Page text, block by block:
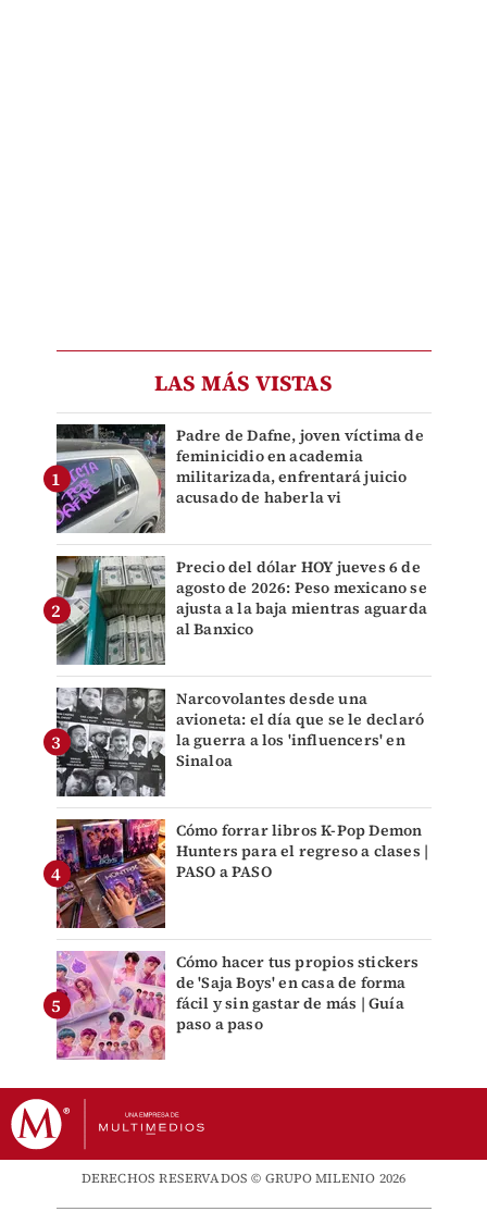
LAS MÁS VISTAS
Padre de Dafne, joven víctima de
feminicidio en academia
militarizada, enfrentará juicio
acusado de haberla vi
Precio del dólar HOY jueves 6 de
agosto de 2026: Peso mexicano se
ajusta a la baja mientras aguarda
al Banxico
Narcovolantes desde una
avioneta: el día que se le declaró
la guerra a los 'influencers' en
Sinaloa
Cómo forrar libros K-Pop Demon
Hunters para el regreso a clases |
PASO a PASO
Cómo hacer tus propios stickers
de 'Saja Boys' en casa de forma
fácil y sin gastar de más | Guía
paso a paso
DERECHOS RESERVADOS © GRUPO MILENIO 2026